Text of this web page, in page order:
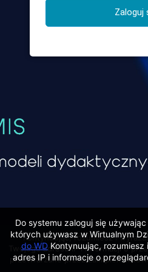
Kontynuując, rozumiesz i
Twojego adresu IP i informacji o
przetwarzane przez
Do systemu zaloguj się
których używasz w Wirtualnym
do WD Kontynuując,
adres IP i informacje o